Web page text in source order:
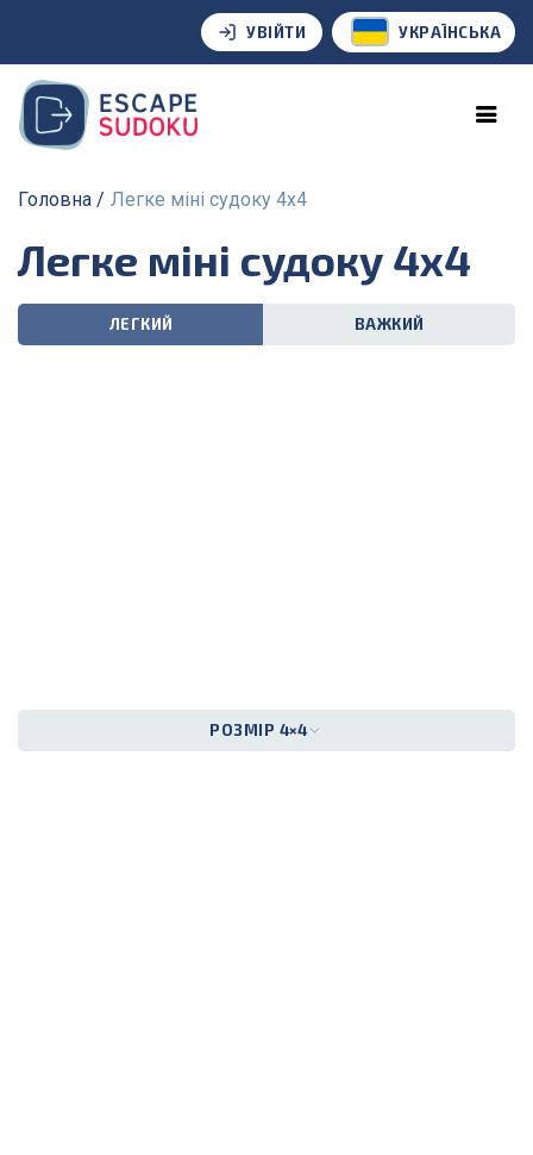
УВІЙТИ УКРАЇНСЬКА
Головна Легке міні судоку 4х4
Легке міні судоку 4х4
ЛЕГКИЙ ВАЖКИЙ
РОЗМІР 4×4